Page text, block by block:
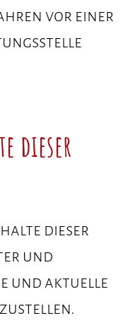
vor einer
dieser
dieser
und
und aktuelle